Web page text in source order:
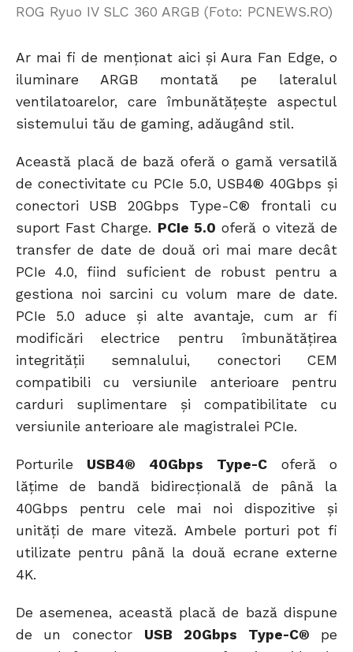
ROG Ryuo IV SLC 360 ARGB (Foto: PCNEWS.RO)
Ar mai fi de menționat aici și Aura Fan Edge, o
iluminare ARGB montată pe lateralul
ventilatoarelor, care îmbunătățește aspectul
sistemului tău de gaming, adăugând stil.
Această placă de bază oferă o gamă versatilă
de conectivitate cu PCIe 5.0, USB4® 40Gbps și
conectori USB 20Gbps Type-C® frontali cu
suport Fast Charge. PCIe 5.0 oferă o viteză de
transfer de date de două ori mai mare decât
PCIe 4.0, fiind suficient de robust pentru a
gestiona noi sarcini cu volum mare de date.
PCIe 5.0 aduce și alte avantaje, cum ar fi
modificări electrice pentru îmbunătățirea
integrității semnalului, conectori CEM
compatibili cu versiunile anterioare pentru
carduri suplimentare și compatibilitate cu
versiunile anterioare ale magistralei PCIe.
Porturile USB4® 40Gbps Type-Coferă o
lățime de bandă bidirecțională de până la
40Gbps pentru cele mai noi dispozitive și
unități de mare viteză. Ambele porturi pot fi
utilizate pentru până la două ecrane externe
4K.
De asemenea, această placă de bază dispune
de un conector USB 20Gbps Type-C® pe